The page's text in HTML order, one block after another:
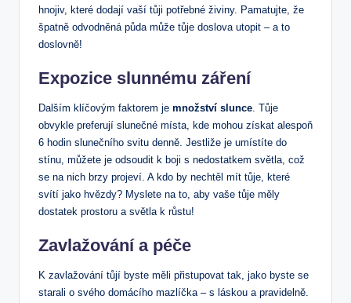
hnojiv, které dodají vaší tůji potřebné živiny. Pamatujte, že
špatně odvodněná půda může tůje doslova utopit – a to
doslovně!
Expozice slunnému záření
Dalším klíčovým faktorem je množství slunce. Tůje
obvykle preferují slunečné místa, kde mohou získat alespoň
6 hodin slunečního svitu denně. Jestliže je umístíte do
stínu, můžete je odsoudit k boji s nedostatkem světla, což
se na nich brzy projeví. A kdo by nechtěl mít tůje, které
svítí jako hvězdy? Myslete na to, aby vaše tůje měly
dostatek prostoru a světla k růstu!
Zavlažování a péče
K zavlažování tůjí byste měli přistupovat tak, jako byste se
starali o svého domácího mazlíčka – s láskou a pravidelně.